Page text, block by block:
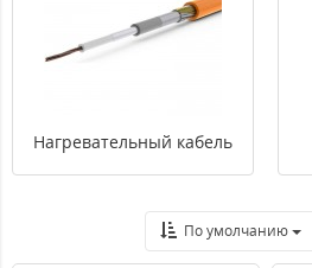
Нагревательный кабель
По умолчанию